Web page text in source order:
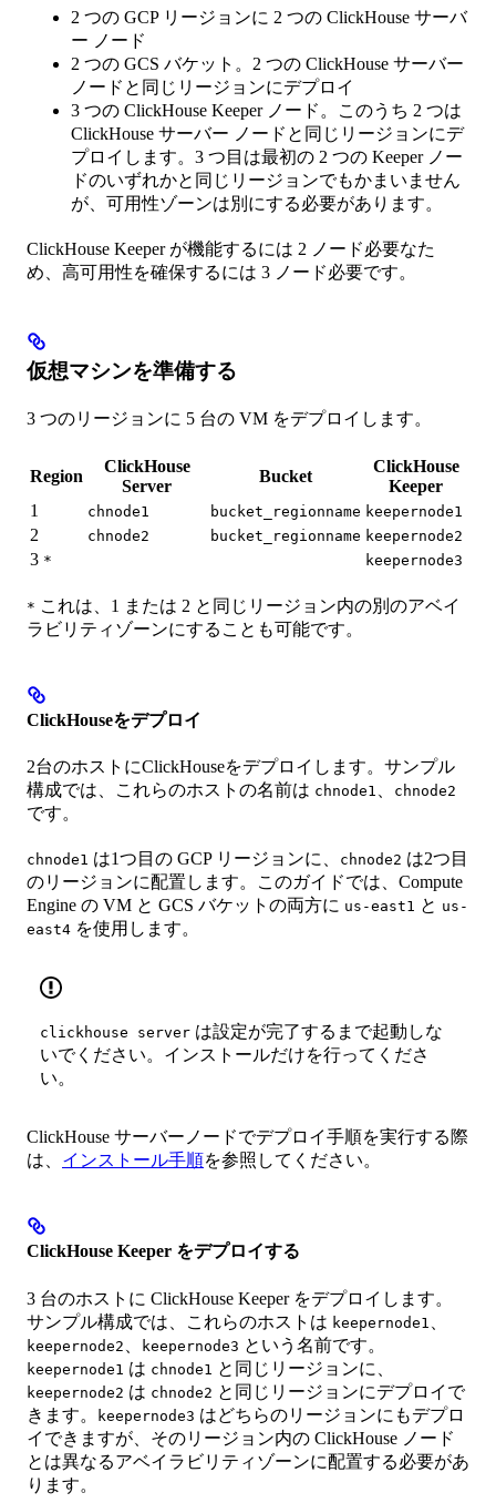
2 つの GCP リージョンに 2 つの ClickHouse サーバ
ー ノード
2 つの GCS バケット。2 つの ClickHouse サーバー
ノードと同じリージョンにデプロイ
3 つの ClickHouse Keeper ノード。このうち 2 つは
ClickHouse サーバー ノードと同じリージョンにデ
プロイします。3 つ目は最初の 2 つの Keeper ノー
ドのいずれかと同じリージョンでもかまいません
が、可用性ゾーンは別にする必要があります。
ClickHouse Keeper が機能するには 2 ノード必要なた
め、高可用性を確保するには 3 ノード必要です。
仮想マシンを準備する
3 つのリージョンに 5 台の VM をデプロイします。
Region
ClickHouse
Server
Bucket
ClickHouse
Keeper
1
chnode1 bucket_regionname keepernode1
2 chnode2 bucket_regionname keepernode2
3 * keepernode3
* これは、1 または 2 と同じリージョン内の別のアベイ
ラビリティゾーンにすることも可能です。
ClickHouseをデプロイ
2台のホストにClickHouseをデプロイします。サンプル
構成では、これらのホストの名前は chnode1 chnode2
です。
chnode1 は1つ目の GCP リージョンに、 chnode2 は2つ目
のリージョンに配置します。このガイドでは、Compute
Engine の VM と GCS バケットの両方に us-east1 と us-
east4 を使用します。
clickhouse server は設定が完了するまで起動しな
いでください。インストールだけを行ってくださ
い。
ClickHouse サーバーノードでデプロイ手順を実行する際
は、 インストール手順を参照してください。
ClickHouse Keeper をデプロイする
3 台のホストに ClickHouse Keeper をデプロイします。
サンプル構成では、これらのホストは keepernode1
keepernode2 keepernode3 という名前です。
keepernode1 は chnode1 と同じリージョンに、
keepernode2 は chnode2 と同じリージョンにデプロイで
きます。
keepernode3 はどちらのリージョンにもデプロ
イできますが、そのリージョン内の ClickHouse ノード
とは異なるアベイラビリティゾーンに配置する必要があ
ります。